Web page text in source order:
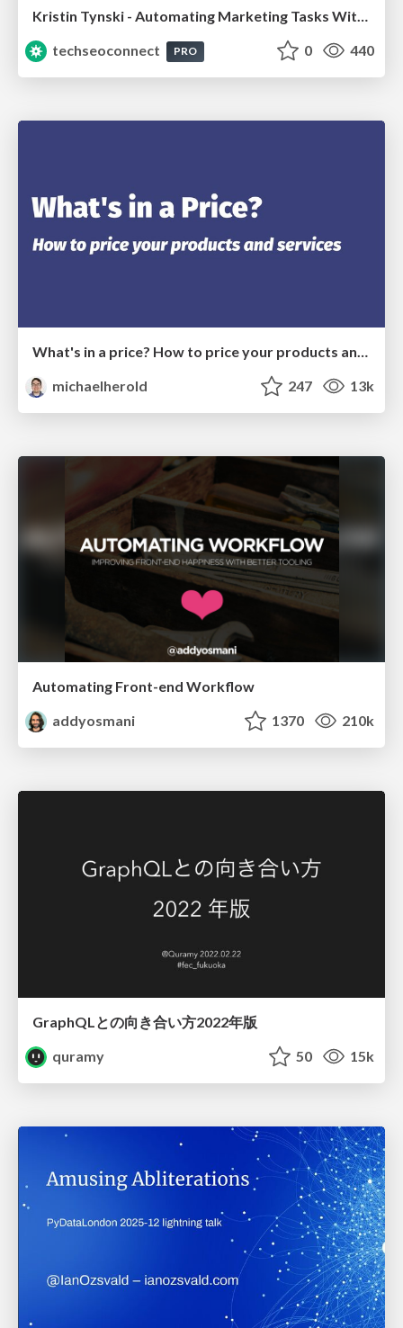
Kristin Tynski - Automating Marketing Tasks With AI
techseoconnect
PRO 0 440
What's in a price? How to price your products and services
michaelherold
247 13k
Automating Front-end Workflow
addyosmani
1370 210k
GraphQLとの向き合い方2022年版
quramy
50 15k